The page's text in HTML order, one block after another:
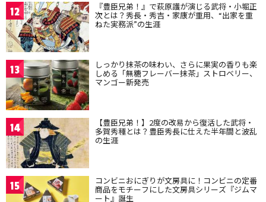
12 『豊臣兄弟！』で萩原護が演じる武将・小堀正
次とは？秀長・秀吉・家康が重用、“出家を重
ねた実務派”の生涯
13 しっかり抹茶の味わい、さらに果実の香りも楽
しめる「無糖フレーバー抹茶」ストロベリー、
マンゴー新発売
14 【豊臣兄弟！】2度の改易から復活した武将・
多賀秀種とは？豊臣秀長に仕えた半年間と波乱
の生涯
15 コンビニおにぎりが文房具に！コンビニの定番
商品をモチーフにした文房具シリーズ『ジムマ
ート』誕生